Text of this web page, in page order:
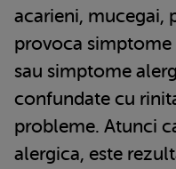
acarieni, mucegai,
provoca
sau simptome
confundate cu
probleme. Atunci
alergica, este